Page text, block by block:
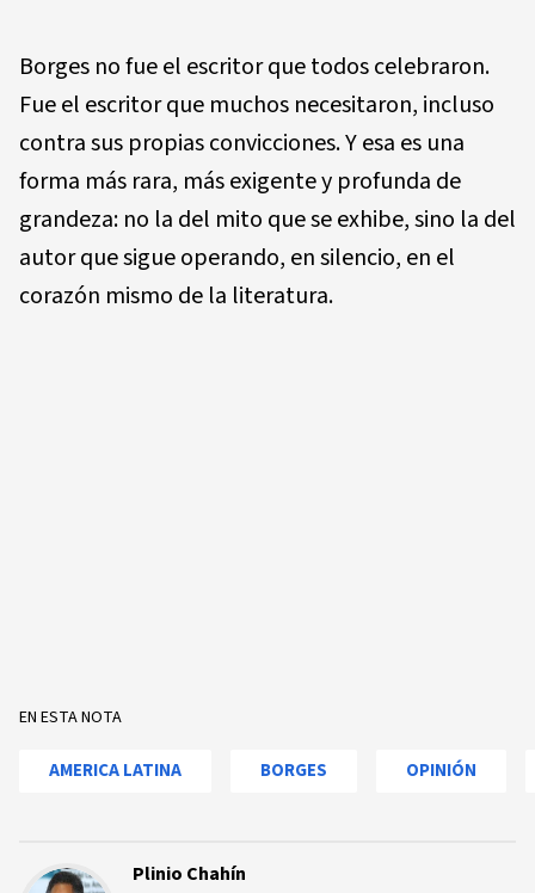
Borges no fue el escritor que todos celebraron.
Fue el escritor que muchos necesitaron, incluso
contra sus propias convicciones. Y esa es una
forma más rara, más exigente y profunda de
grandeza: no la del mito que se exhibe, sino la del
autor que sigue operando, en silencio, en el
corazón mismo de la literatura.
EN ESTA NOTA
AMERICA LATINA BORGES OPINIÓN
Plinio Chahín